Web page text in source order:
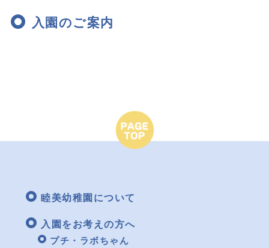
入園のご案内
睦美幼稚園について
入園をお考えの方へ
プチ・ラボちゃん